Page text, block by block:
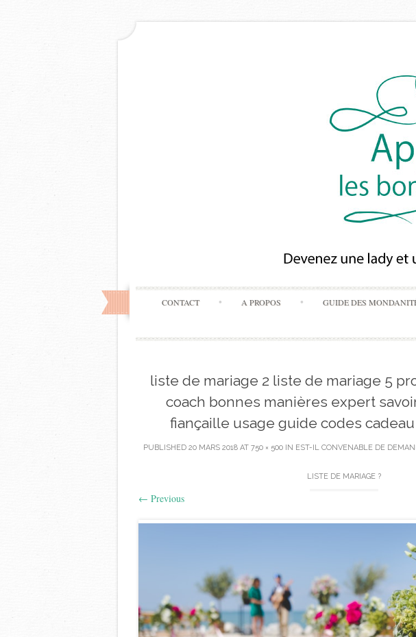
CONTACT A PROPOS GUIDE DES
liste de mariage 2 liste de mariage 5
coach bonnes manières expert
fiançaille usage guide codes
PUBLISHED 20 MARS 2018 AT 750 × 500 IN EST-IL CONVENABLE DE
LISTE DE MARIAGE ?
← Previous